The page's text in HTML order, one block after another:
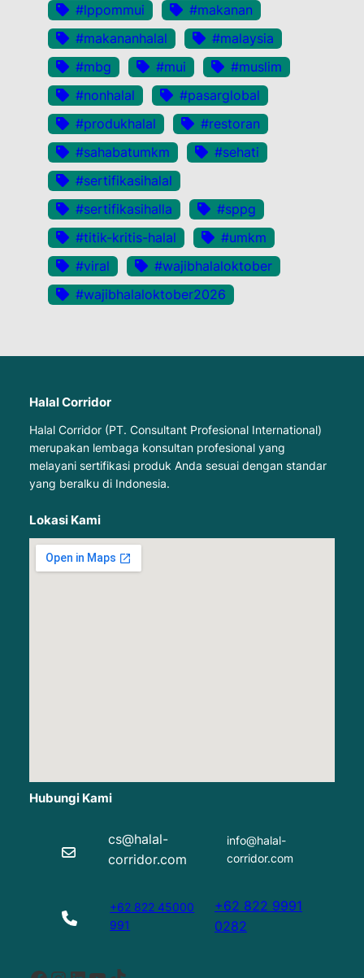
#lppommui
#makanan
#makananhalal
#malaysia
#mbg
#mui
#muslim
#nonhalal
#pasarglobal
#produkhalal
#restoran
#sahabatumkm
#sehati
#sertifikasihalal
#sertifikasihalla
#sppg
#titik-kritis-halal
#umkm
#viral
#wajibhalaloktober
#wajibhalaloktober2026
Halal Corridor
Halal Corridor (PT. Consultant Profesional International)
merupakan lembaga konsultan profesional yang
melayani sertifikasi produk Anda sesuai dengan standar
yang beralku di Indonesia.
Lokasi Kami
Hubungi Kami
cs@halal-
corridor.com
info@halal-
corridor.com
+62 822 45000
991
+62 822 9991
0282